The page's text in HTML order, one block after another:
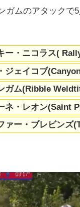
ガムのアタックで
ー・ニコラス(
ジェイコブ
ガム(Ribble
ネ・レオン(Saint
ァー・ブレビンズ(